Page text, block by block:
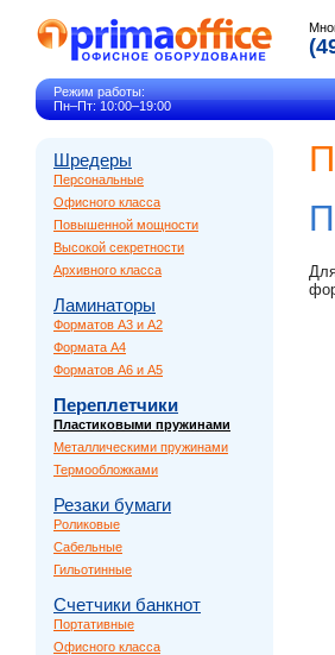
Режим работы:
Пн–Пт: 10:00–19:00
Шредеры
Персональные
Офисного класса
Повышенной мощности
Высокой секретности
Архивного класса
Ламинаторы
Форматов A3 и A2
Формата A4
Форматов A6 и A5
Переплетчики
Пластиковыми пружинами
Металлическими пружинами
Термообложками
Резаки бумаги
Роликовые
Сабельные
Гильотинные
Счетчики банкнот
Портативные
Офисного класса